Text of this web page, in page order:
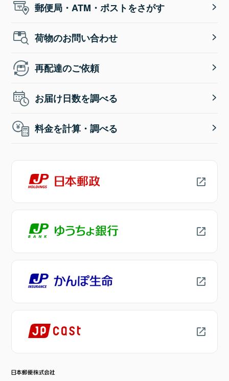
郵便局・ATM・ポストをさがす
荷物のお問い合わせ
再配達のご依頼
お届け日数を調べる
料金を計算・調べる